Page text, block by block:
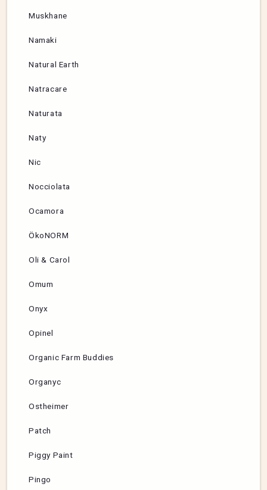
Muskhane
Namaki
Natural Earth
Natracare
Naturata
Naty
Nic
Nocciolata
Ocamora
ÖkoNORM
Oli & Carol
Omum
Onyx
Opinel
Organic Farm Buddies
Organyc
Ostheimer
Patch
Piggy Paint
Pingo